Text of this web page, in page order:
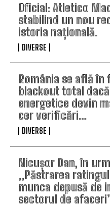
Oficial: Atletico
stabilind un nou
istoria națională.
DIVERSE
România se află
blackout total
energetice devin
cer verificări…
DIVERSE
Nicușor Dan, în
„Păstrarea
munca depusă de
sectorul de